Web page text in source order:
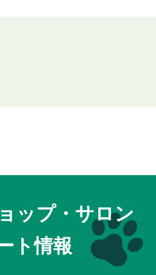
ップ・サロン
ト情報